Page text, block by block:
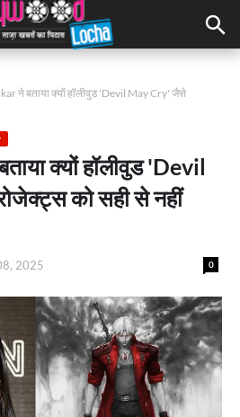
ने बताया क्यों हॉलीवुड 'Devil May Cry' जैसे
क्यों हॉलीवुड 'Devil
को सही से नहीं
0
2025